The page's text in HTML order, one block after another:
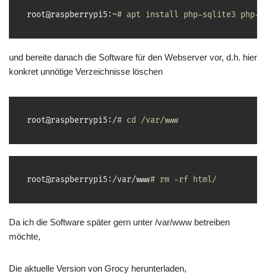
root@raspberrypi5:~# apt install php-sqlite3 php-gd
und bereite danach die Software für den Webserver vor, d.h. hier
konkret unnötige Verzeichnisse löschen
root@raspberrypi5:/# cd /var/www
root@raspberrypi5:/var/www# rm -rf html/
Da ich die Software später gern unter /var/www betreiben
möchte,
Die aktuelle Version von Grocy herunterladen,